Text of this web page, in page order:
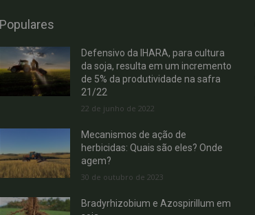
Populares
Defensivo da IHARA, para cultura
da soja, resulta em um incremento
de 5% da produtividade na safra
21/22
22 de junho de 2022
Mecanismos de ação de
herbicidas: Quais são eles? Onde
agem?
30 de outubro de 2023
Bradyrhizobium e Azospirillum em